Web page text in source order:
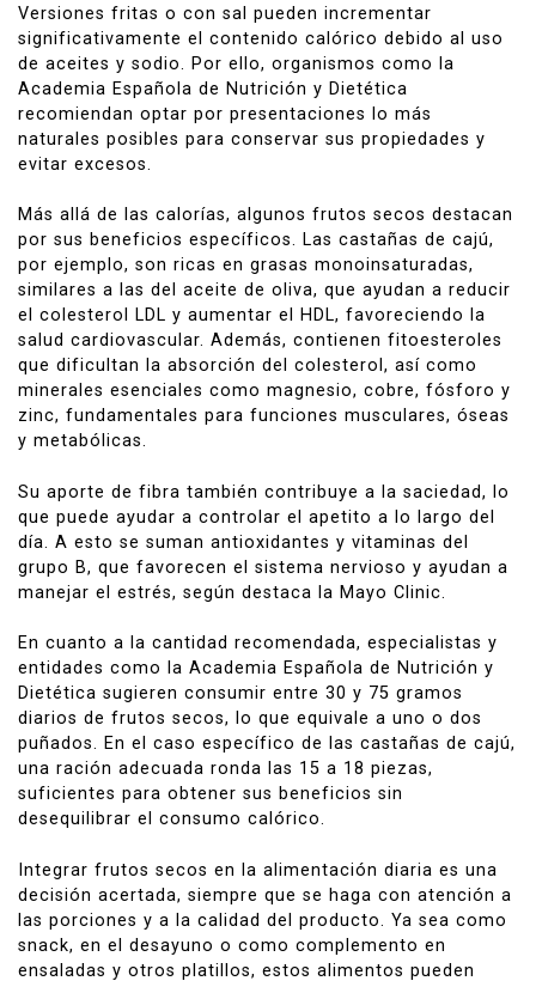
Versiones fritas o con sal pueden incrementar
significativamente el contenido calórico debido al uso
de aceites y sodio. Por ello, organismos como la
Academia Española de Nutrición y Dietética
recomiendan optar por presentaciones lo más
naturales posibles para conservar sus propiedades y
evitar excesos.
Más allá de las calorías, algunos frutos secos destacan
por sus beneficios específicos. Las castañas de cajú,
por ejemplo, son ricas en grasas monoinsaturadas,
similares a las del aceite de oliva, que ayudan a reducir
el colesterol LDL y aumentar el HDL, favoreciendo la
salud cardiovascular. Además, contienen fitoesteroles
que dificultan la absorción del colesterol, así como
minerales esenciales como magnesio, cobre, fósforo y
zinc, fundamentales para funciones musculares, óseas
y metabólicas.
Su aporte de fibra también contribuye a la saciedad, lo
que puede ayudar a controlar el apetito a lo largo del
día. A esto se suman antioxidantes y vitaminas del
grupo B, que favorecen el sistema nervioso y ayudan a
manejar el estrés, según destaca la Mayo Clinic.
En cuanto a la cantidad recomendada, especialistas y
entidades como la Academia Española de Nutrición y
Dietética sugieren consumir entre 30 y 75 gramos
diarios de frutos secos, lo que equivale a uno o dos
puñados. En el caso específico de las castañas de cajú,
una ración adecuada ronda las 15 a 18 piezas,
suficientes para obtener sus beneficios sin
desequilibrar el consumo calórico.
Integrar frutos secos en la alimentación diaria es una
decisión acertada, siempre que se haga con atención a
las porciones y a la calidad del producto. Ya sea como
snack, en el desayuno o como complemento en
ensaladas y otros platillos, estos alimentos pueden